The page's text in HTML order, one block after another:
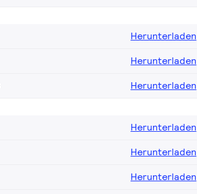
Herunterladen
Herunterladen
Herunterladen
Herunterladen
Herunterladen
Herunterladen